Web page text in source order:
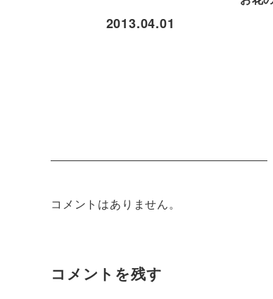
2013.04.01
コメントはありません。
コメントを残す